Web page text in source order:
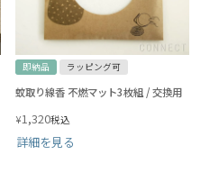
即納品 ラッピング可
蚊取り線香 不燃マット3枚組 / 交換用
¥1,320税込
詳細を見る